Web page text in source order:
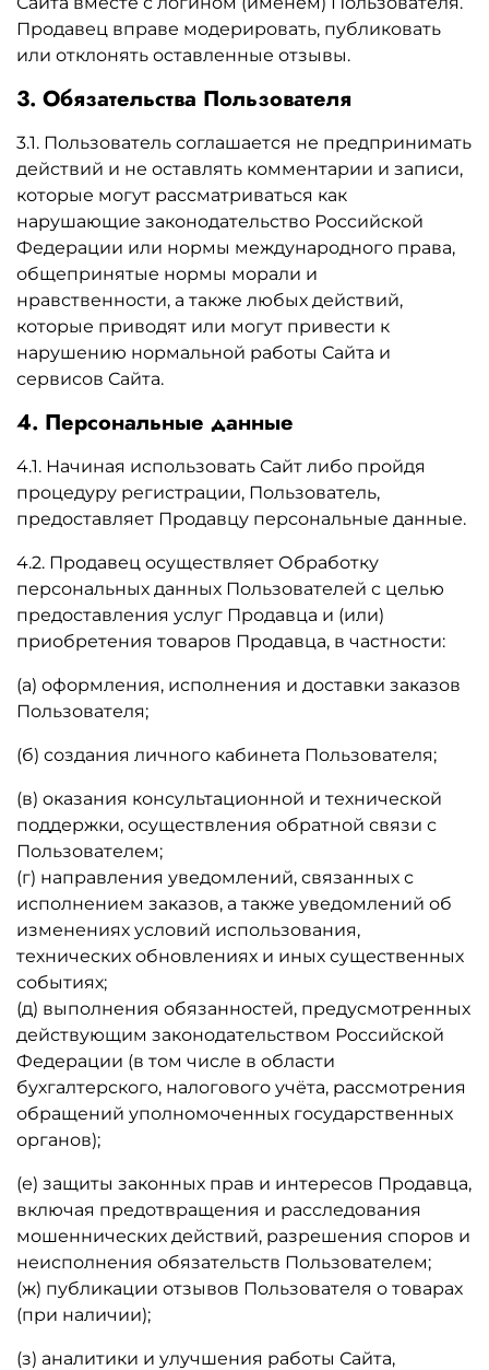
Продавец вправе модерировать, публиковать
или отклонять оставленные отзывы.
3. Обязательства Пользователя
3.1. Пользователь соглашается не предпринимать
действий и не оставлять комментарии и записи,
которые могут рассматриваться как
нарушающие законодательство Российской
Федерации или нормы международного права,
общепринятые нормы морали и
нравственности, а также любых действий,
которые приводят или могут привести к
нарушению нормальной работы Сайта и
сервисов Сайта.
4. Персональные данные
4.1. Начиная использовать Сайт либо пройдя
процедуру регистрации, Пользователь,
предоставляет Продавцу персональные данные.
4.2. Продавец осуществляет Обработку
персональных данных Пользователей с целью
предоставления услуг Продавца и (или)
приобретения товаров Продавца, в частности:
(а) оформления, исполнения и доставки заказов
Пользователя;
(б) создания личного кабинета Пользователя;
(в) оказания консультационной и технической
поддержки, осуществления обратной связи с
Пользователем;
(г) направления уведомлений, связанных с
исполнением заказов, а также уведомлений об
изменениях условий использования,
технических обновлениях и иных существенных
событиях;
(д) выполнения обязанностей, предусмотренных
действующим законодательством Российской
Федерации (в том числе в области
бухгалтерского, налогового учёта, рассмотрения
обращений уполномоченных государственных
органов);
(е) защиты законных прав и интересов Продавца,
включая предотвращения и расследования
мошеннических действий, разрешения споров и
неисполнения обязательств Пользователем;
(ж) публикации отзывов Пользователя о товарах
(при наличии);
(з) аналитики и улучшения работы Сайта,